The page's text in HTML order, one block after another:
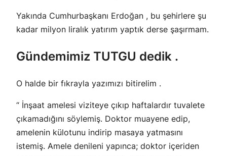
Yakında Cumhurbaşkanı Erdoğan , bu şehirlere şu
kadar milyon liralık yatırım yaptık derse şaşırmam.
Gündemimiz TUTGU dedik .
O halde bir fıkrayla yazımızı bitirelim .
“ İnşaat amelesi viziteye çıkıp haftalardır tuvalete
çıkamadığını söylemiş. Doktor muayene edip,
amelenin külotunu indirip masaya yatmasını
istemiş. Amele denileni yapınca; doktor içeriden